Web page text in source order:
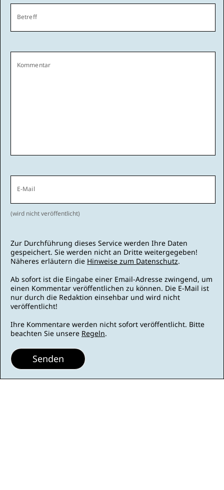
Betreff
Kommentar
E-Mail
(wird nicht veröffentlicht)
Zur Durchführung dieses Service werden Ihre Daten
gespeichert. Sie werden nicht an Dritte weitergegeben!
Näheres erläutern die Hinweise zum Datenschutz.
Ab sofort ist die Eingabe einer Email-Adresse zwingend, um
einen Kommentar veröffentlichen zu können. Die E-Mail ist
nur durch die Redaktion einsehbar und wird nicht
veröffentlicht!
Ihre Kommentare werden nicht sofort veröffentlicht. Bitte
beachten Sie unsere Regeln.
Senden